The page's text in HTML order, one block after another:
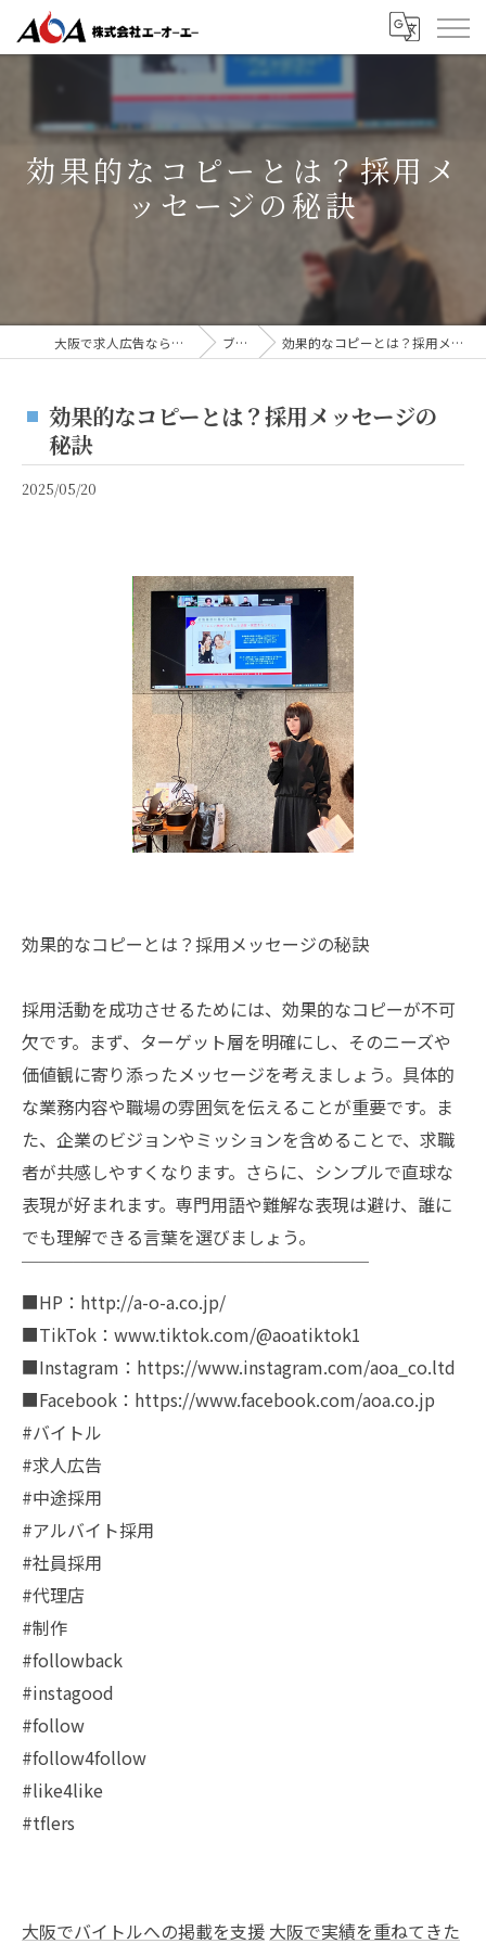
効果的なコピーとは？採用メ
ッセージの秘訣
大阪で求人広告なら株式会社AOA ブログ 効果的なコピーとは？採用メッセージの秘訣
効果的なコピーとは？採用メッセージの
秘訣
2025/05/20
効果的なコピーとは？採用メッセージの秘訣
採用活動を成功させるためには、効果的なコピーが不可
欠です。まず、ターゲット層を明確にし、そのニーズや
価値観に寄り添ったメッセージを考えましょう。具体的
な業務内容や職場の雰囲気を伝えることが重要です。ま
た、企業のビジョンやミッションを含めることで、求職
者が共感しやすくなります。さらに、シンプルで直球な
表現が好まれます。専門用語や難解な表現は避け、誰に
でも理解できる言葉を選びましょう。
￣￣￣￣￣￣￣￣￣￣￣￣￣￣￣￣￣￣￣￣
■HP：http://a-o-a.co.jp/
■TikTok：www.tiktok.com/@aoatiktok1
■Instagram：https://www.instagram.com/aoa_co.ltd
■Facebook：https://www.facebook.com/aoa.co.jp
#バイトル
#求人広告
#中途採用
#アルバイト採用
#社員採用
#代理店
#制作
#followback
#instagood
#follow
#follow4follow
#like4like
#tflers
大阪でバイトルへの掲載を支援 大阪で実績を重ねてきた